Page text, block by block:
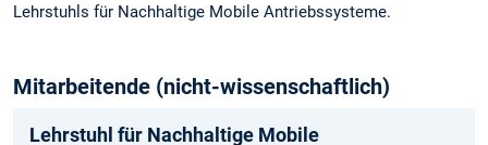
Lehrstuhls für Nachhaltige Mobile Antriebssysteme.
Mitarbeitende (nicht-wissenschaftlich)
Lehrstuhl für Nachhaltige Mobile